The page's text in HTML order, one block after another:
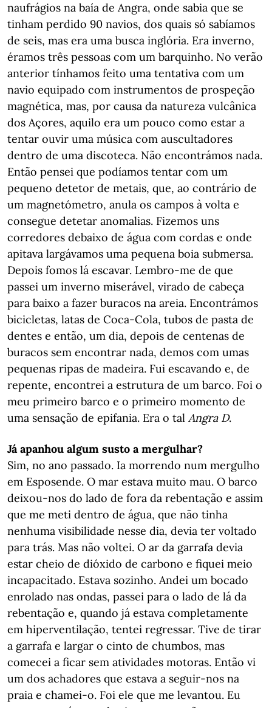
naufrágios na baía de Angra, onde sabia que se
tinham perdido 90 navios, dos quais só sabíamos
de seis, mas era uma busca inglória. Era inverno,
éramos três pessoas com um barquinho. No verão
anterior tínhamos feito uma tentativa com um
navio equipado com instrumentos de prospeção
magnética, mas, por causa da natureza vulcânica
dos Açores, aquilo era um pouco como estar a
tentar ouvir uma música com auscultadores
dentro de uma discoteca. Não encontrámos nada.
Então pensei que podíamos tentar com um
pequeno detetor de metais, que, ao contrário de
um magnetómetro, anula os campos à volta e
consegue detetar anomalias. Fizemos uns
corredores debaixo de água com cordas e onde
apitava largávamos uma pequena boia submersa.
Depois fomos lá escavar. Lembro-me de que
passei um inverno miserável, virado de cabeça
para baixo a fazer buracos na areia. Encontrámos
bicicletas, latas de Coca-Cola, tubos de pasta de
dentes e então, um dia, depois de centenas de
buracos sem encontrar nada, demos com umas
pequenas ripas de madeira. Fui escavando e, de
repente, encontrei a estrutura de um barco. Foi o
meu primeiro barco e o primeiro momento de
uma sensação de epifania. Era o tal Angra D.
Já apanhou algum susto a mergulhar?
Sim, no ano passado. Ia morrendo num mergulho
em Esposende. O mar estava muito mau. O barco
deixou-nos do lado de fora da rebentação e assim
que me meti dentro de água, que não tinha
nenhuma visibilidade nesse dia, devia ter voltado
para trás. Mas não voltei. O ar da garrafa devia
estar cheio de dióxido de carbono e fiquei meio
incapacitado. Estava sozinho. Andei um bocado
enrolado nas ondas, passei para o lado de lá da
rebentação e, quando já estava completamente
em hiperventilação, tentei regressar. Tive de tirar
a garrafa e largar o cinto de chumbos, mas
comecei a ficar sem atividades motoras. Então vi
um dos achadores que estava a seguir-nos na
praia e chamei-o. Foi ele que me levantou. Eu